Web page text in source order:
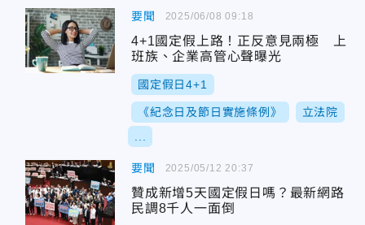
要聞
4+1國定假上路！正反意見兩極 上
班族、企業高管心聲曝光
國定假日4+1
《紀念日及節日實施條例》 立法院
2025/06/08 09:18
要聞
贊成新增5天國定假日嗎？最新網路
民調8千人一面倒
2025/05/12 20:37